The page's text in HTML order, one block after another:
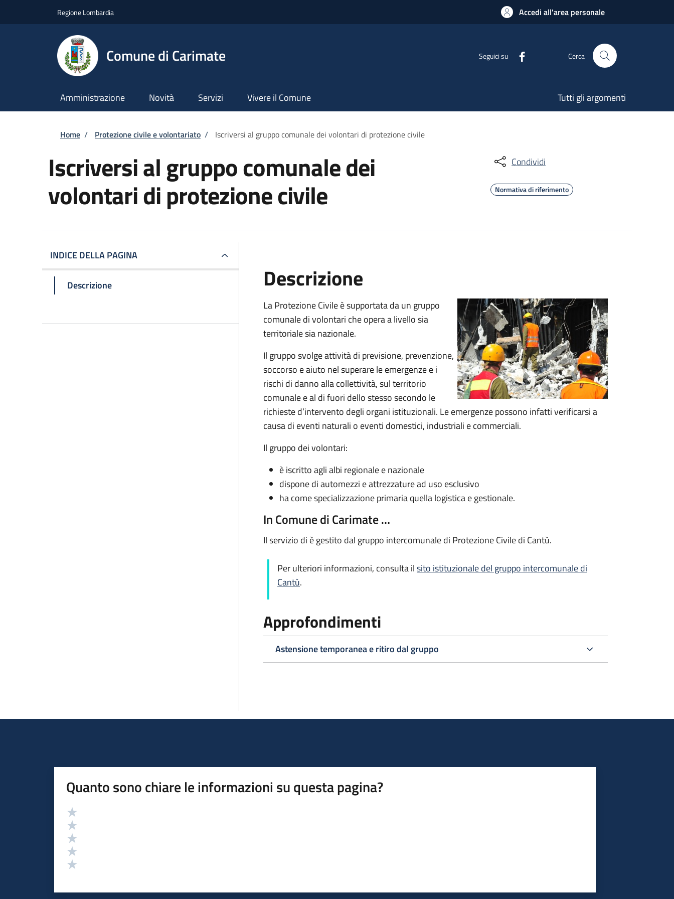
Regione Lombardia Accedi all'area personale
Comune di Carimate Seguici su Cerca
Amministrazione Novità Servizi Vivere il Comune Tutti gli argomenti
Briciole di pane
Home / Protezione civile e volontariato / Iscriversi al gruppo comunale dei volontari di protezione civile
Iscriversi al gruppo comunale dei
volontari di protezione civile
Condividi
Normativa di riferimento
INDICE DELLA PAGINA
Descrizione Descrizione
La Protezione Civile è supportata da un gruppo
comunale di volontari che opera a livello sia
territoriale sia nazionale.
Il gruppo svolge attività di previsione, prevenzione,
soccorso e aiuto nel superare le emergenze e i
rischi di danno alla collettività, sul territorio
comunale e al di fuori dello stesso secondo le
richieste d’intervento degli organi istituzionali. Le emergenze possono infatti verificarsi a
causa di eventi naturali o eventi domestici, industriali e commerciali.
Il gruppo dei volontari:
è iscritto agli albi regionale e nazionale
dispone di automezzi e attrezzature ad uso esclusivo
ha come specializzazione primaria quella logistica e gestionale.
In Comune di Carimate …
Il servizio di è gestito dal gruppo intercomunale di Protezione Civile di Cantù.
Per ulteriori informazioni, consulta ilsito istituzionale del gruppo intercomunale di
Cantù.
Approfondimenti
Astensione temporanea e ritiro dal gruppo
Quanto sono chiare le informazioni su questa pagina?
Valutazione